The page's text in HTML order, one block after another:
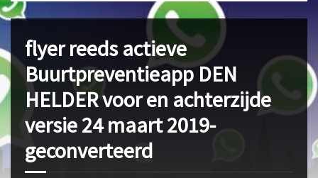
flyer reeds actieve
Buurtpreventieapp DEN
HELDER voor en achterzijde
versie 24 maart 2019-
geconverteerd